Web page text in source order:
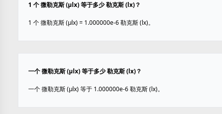
1 个 微勒克斯 (µlx) 等于多少 勒克斯 (lx)？
1 个 微勒克斯 (µlx) = 1.000000e-6 勒克斯 (lx)。
一个 微勒克斯 (µlx) 等于多少 勒克斯 (lx)？
一个 微勒克斯 (µlx) 等于 1.000000e-6 勒克斯 (lx)。